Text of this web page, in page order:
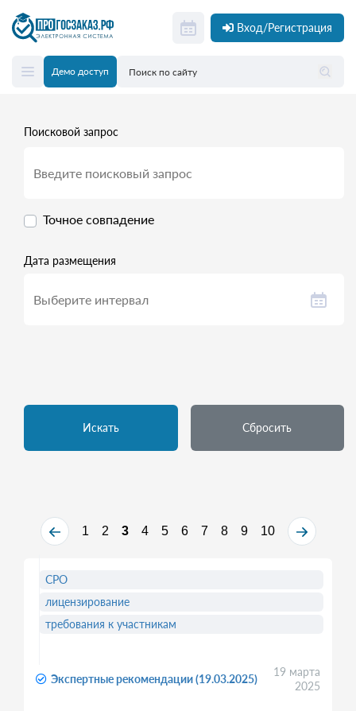
Вход/Регистрация
Демо доступ
Поисковой запрос
Точное совпадение
Дата размещения
Искать Сбросить
1 2 3 4 5 6 7 8 9 10
Экспертные рекомендации (19.03.2025)
19 марта
2025
СРО
лицензирование
требования к участникам